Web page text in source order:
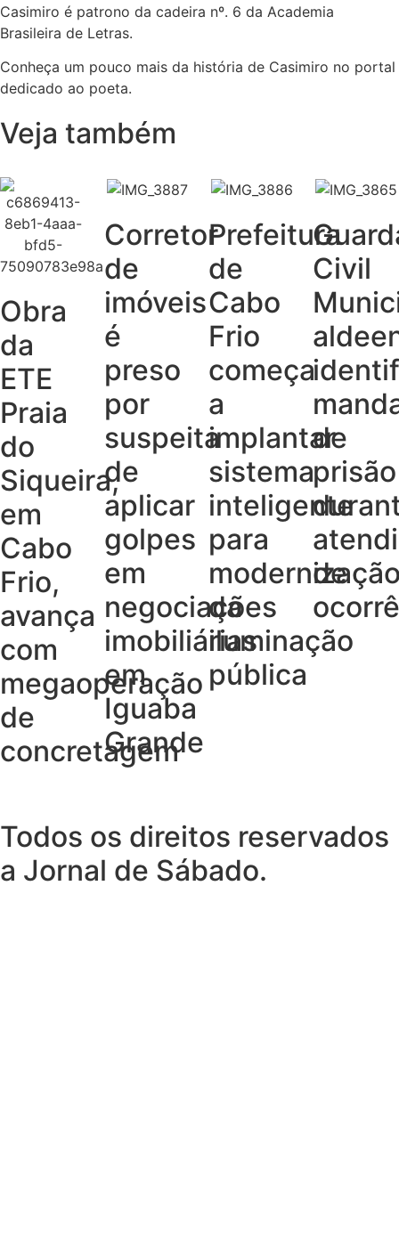
Casimiro é patrono da cadeira nº. 6 da Academia
Brasileira de Letras.
Conheça um pouco mais da história de Casimiro no portal
dedicado ao poeta.
Veja também
Obra
da
ETE
Praia
do
Siqueira,
em
Cabo
Frio,
avança
com
megaoperação
de
concretagem
Corretor
de
imóveis
é
preso
por
suspeita
de
aplicar
golpes
em
negociações
imobiliárias
em
Iguaba
Grande
Prefeitura
de
Cabo
Frio
começa
a
implantar
sistema
inteligente
para
da
iluminação
pública
Civil
de
prisão
de
Todos os direitos reservados
a Jornal de Sábado.